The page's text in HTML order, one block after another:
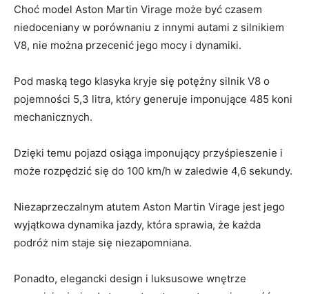
Choć model ⁣Aston Martin Virage może być czasem
niedoceniany‍ w ​porównaniu z innymi autami z silnikiem
V8,⁢ nie można‌ przecenić jego mocy i ​dynamiki.
Pod maską tego ‌klasyka kryje się⁣ potężny silnik⁤ V8 o​
pojemności​ 5,3‌ litra, który generuje imponujące⁣ 485 ​koni
mechanicznych.
Dzięki⁤ temu pojazd osiąga imponujący ⁣przyśpieszenie ⁢i
może⁤ rozpędzić się do 100 km/h w⁢ zaledwie 4,6 sekundy.
Niezaprzeczalnym ⁢atutem Aston Martin Virage jest jego⁣
wyjątkowa dynamika jazdy, która sprawia,​ że każda
podróż nim staje się niezapomniana.
Ponadto, ⁣elegancki design​ i⁢ luksusowe wnętrze